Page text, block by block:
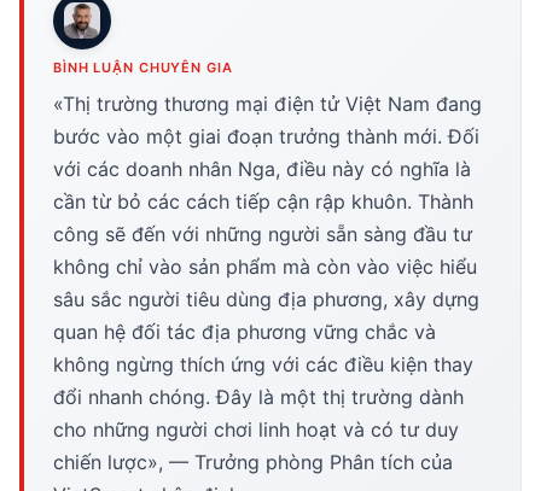
BÌNH LUẬN CHUYÊN GIA
«Thị trường thương mại điện tử Việt Nam đang
bước vào một giai đoạn trưởng thành mới. Đối
với các doanh nhân Nga, điều này có nghĩa là
cần từ bỏ các cách tiếp cận rập khuôn. Thành
công sẽ đến với những người sẵn sàng đầu tư
không chỉ vào sản phẩm mà còn vào việc hiểu
sâu sắc người tiêu dùng địa phương, xây dựng
quan hệ đối tác địa phương vững chắc và
không ngừng thích ứng với các điều kiện thay
đổi nhanh chóng. Đây là một thị trường dành
cho những người chơi linh hoạt và có tư duy
chiến lược», — Trưởng phòng Phân tích của